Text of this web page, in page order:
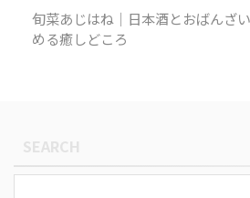
旬菜あじはね｜日本酒とおばんざ
める癒しどころ